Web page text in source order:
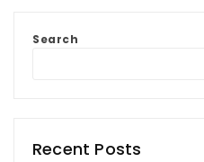
Search
Recent Posts